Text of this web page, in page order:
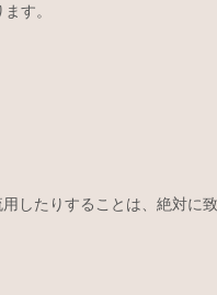
す。
たりすることは、絶対に